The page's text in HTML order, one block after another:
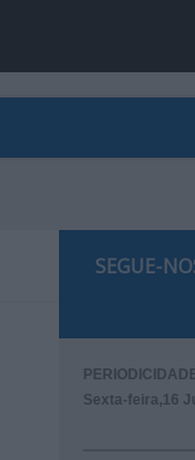
SEGUE-
Sexta-feira,16